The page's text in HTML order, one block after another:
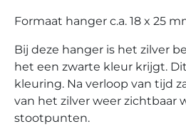
Formaat hanger c.a. 18 x 25
Bij deze hanger is het zilver
het een zwarte kleur krijgt.
kleuring. Na verloop van tijd
van het zilver weer zichtbaar
stootpunten.